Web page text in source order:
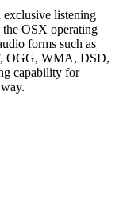
exclusive listening
OSX operating
forms such as
OGG, WMA, DSD,
capability for